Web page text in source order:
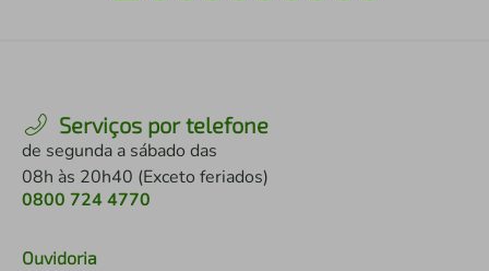
Serviços por telefone
de segunda a sábado das
08h às 20h40 (Exceto feriados)
0800 724 4770
Ouvidoria